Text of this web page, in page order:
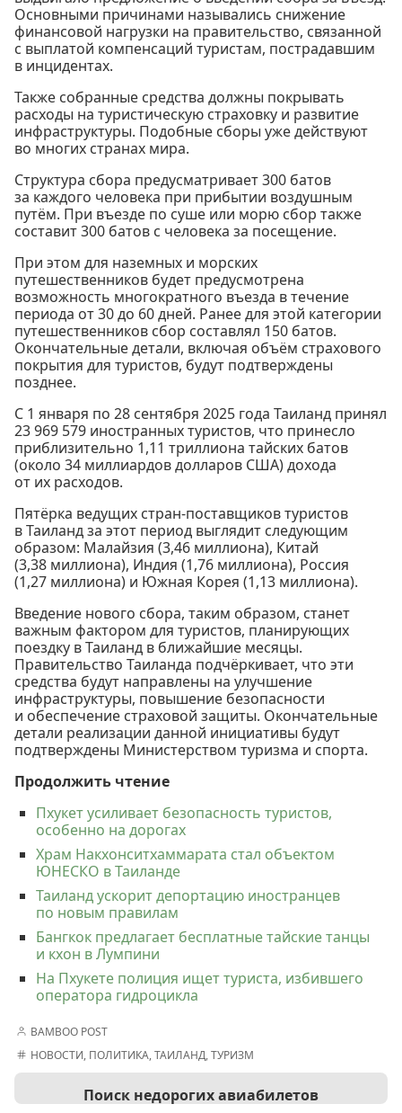
Основными причинами назывались снижение
финансовой нагрузки на правительство, связанной
с выплатой компенсаций туристам, пострадавшим
в инцидентах.
Также собранные средства должны покрывать
расходы на туристическую страховку и развитие
инфраструктуры. Подобные сборы уже действуют
во многих странах мира.
Структура сбора предусматривает 300 батов
за каждого человека при прибытии воздушным
путём. При въезде по суше или морю сбор также
составит 300 батов с человека за посещение.
При этом для наземных и морских
путешественников будет предусмотрена
возможность многократного въезда в течение
периода от 30 до 60 дней. Ранее для этой категории
путешественников сбор составлял 150 батов.
Окончательные детали, включая объём страхового
покрытия для туристов, будут подтверждены
позднее.
С 1 января по 28 сентября 2025 года Таиланд принял
23 969 579 иностранных туристов, что принесло
приблизительно 1,11 триллиона тайских батов
(около 34 миллиардов долларов США) дохода
от их расходов.
Пятёрка ведущих стран-поставщиков туристов
в Таиланд за этот период выглядит следующим
образом: Малайзия (3,46 миллиона), Китай
(3,38 миллиона), Индия (1,76 миллиона), Россия
(1,27 миллиона) и Южная Корея (1,13 миллиона).
Введение нового сбора, таким образом, станет
важным фактором для туристов, планирующих
поездку в Таиланд в ближайшие месяцы.
Правительство Таиланда подчёркивает, что эти
средства будут направлены на улучшение
инфраструктуры, повышение безопасности
и обеспечение страховой защиты. Окончательные
детали реализации данной инициативы будут
подтверждены Министерством туризма и спорта.
Продолжить чтение
Пхукет усиливает безопасность туристов,
особенно на дорогах
Храм Накхонситхаммарата стал объектом
ЮНЕСКО в Таиланде
Таиланд ускорит депортацию иностранцев
по новым правилам
Бангкок предлагает бесплатные тайские танцы
и кхон в Лумпини
На Пхукете полиция ищет туриста, избившего
оператора гидроцикла
BAMBOO POST
НОВОСТИ, ПОЛИТИКА,ТАИЛАНД,ТУРИЗМ
Поиск недорогих авиабилетов